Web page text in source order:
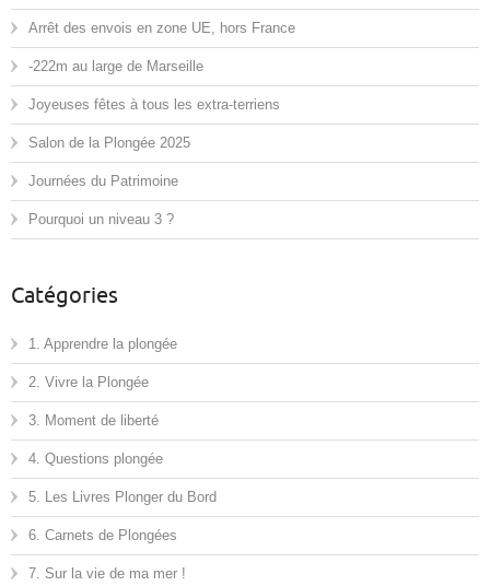
Arrêt des envois en zone UE, hors France
-222m au large de Marseille
Joyeuses fêtes à tous les extra-terriens
Salon de la Plongée 2025
Journées du Patrimoine
Pourquoi un niveau 3 ?
Catégories
1. Apprendre la plongée
2. Vivre la Plongée
3. Moment de liberté
4. Questions plongée
5. Les Livres Plonger du Bord
6. Carnets de Plongées
7. Sur la vie de ma mer !